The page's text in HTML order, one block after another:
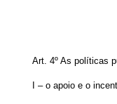
Art. 4º As políticas
I – o apoio e o